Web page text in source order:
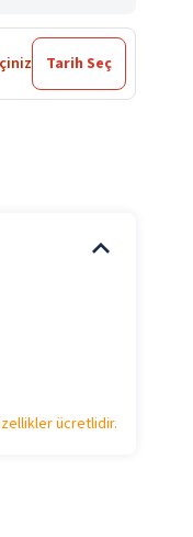
Tarih Seç
ücretlidir.